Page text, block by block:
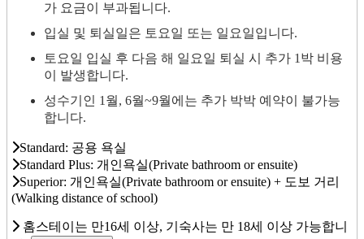
가 요금이 부과됩니다.
입실 및 퇴실일은 토요일 또는 일요일입니다.
토요일 입실 후 다음 해 일요일 퇴실 시 추가 1박 비용
이 발생합니다.
성수기인 1월, 6월~9월에는 추가 박박 예약이 불가능
합니다.
Standard: 공용 욕실
Standard Plus: 개인욕실(Private bathroom or ensuite)
Superior: 개인욕실(Private bathroom or ensuite) + 도보 거리
(Walking distance of school)
홈스테이는 만16세 이상, 기숙사는 만 18세 이상 가능합니